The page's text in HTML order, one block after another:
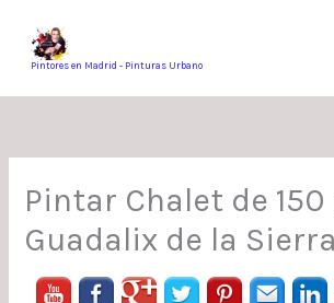
contenidoPintores en Madrid - Pinturas Urbano
Pintar Chalet de
Guadalix de la Sierra